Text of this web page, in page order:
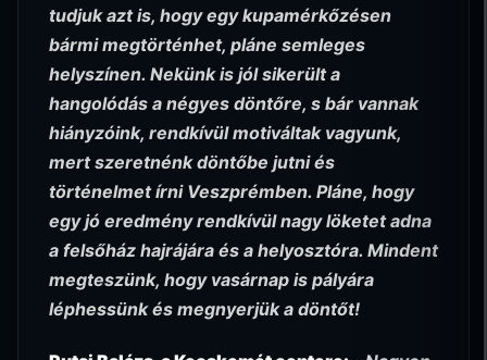
tudjuk azt is, hogy egy kupamérkőzésen
bármi megtörténhet, pláne semleges
helyszínen. Nekünk is jól sikerült a
hangolódás a négyes döntőre, s bár vannak
hiányzóink, rendkívül motiváltak vagyunk,
mert szeretnénk döntőbe jutni és
történelmet írni Veszprémben. Pláne, hogy
egy jó eredmény rendkívül nagy löketet adna
a felsőház hajrájára és a helyosztóra. Mindent
megteszünk, hogy vasárnap is pályára
léphessünk és megnyerjük a döntőt!